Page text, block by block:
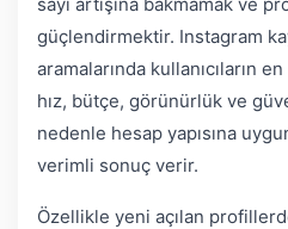
güçlendirmektir. Instagram
aramalarında kullanıcıların
hız, bütçe, görünürlük ve
nedenle hesap yapısına
verimli sonuç verir.
Özellikle yeni açılan